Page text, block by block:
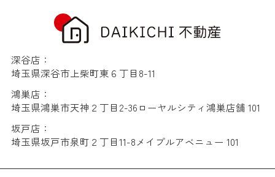
深谷店：
埼玉県深谷市上柴町東６丁目8-11
鴻巣店：
埼玉県鴻巣市天神２丁目2-36ローヤルシティ鴻巣店舗 101
坂戸店：
埼玉県坂戸市泉町２丁目11-8メイプルアベニュー 101